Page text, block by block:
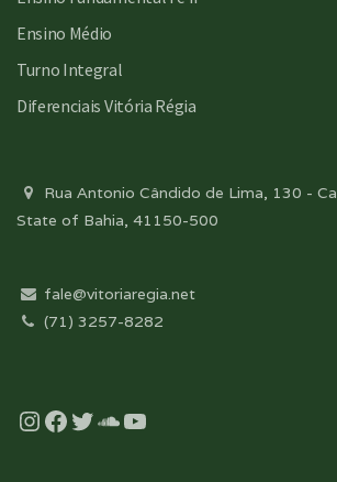
Ensino Médio
Turno Integral
Diferenciais Vitória Régia
Rua Antonio Cândido de Lima, 130 -
State of Bahia, 41150-500
fale@vitoriaregia.net
(71) 3257-8282
Instagram
Facebook
Twitter
Soundcloud
YouTube